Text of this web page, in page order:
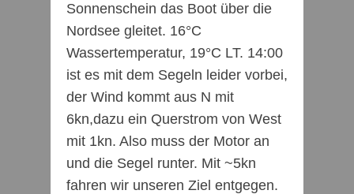
Sonnenschein das Boot über die
Nordsee gleitet. 16°C
Wassertemperatur, 19°C LT. 14:00
ist es mit dem Segeln leider vorbei,
der Wind kommt aus N mit
6kn,dazu ein Querstrom von West
mit 1kn. Also muss der Motor an
und die Segel runter. Mit ~5kn
fahren wir unseren Ziel entgegen.